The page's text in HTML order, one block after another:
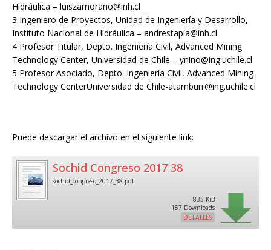
Hidráulica – luiszamorano@inh.cl
3 Ingeniero de Proyectos, Unidad de Ingeniería y Desarrollo,
Instituto Nacional de Hidráulica – andrestapia@inh.cl
4 Profesor Titular, Depto. Ingeniería Civil, Advanced Mining
Technology Center, Universidad de Chile – ynino@ing.uchile.cl
5 Profesor Asociado, Depto. Ingeniería Civil, Advanced Mining
Technology CenterUniversidad de Chile-atamburr@ing.uchile.cl
Puede descargar el archivo en el siguiente link:
Sochid Congreso 2017 38
sochid_congreso_2017_38.pdf
833 KiB
157 Downloads
DETALLES